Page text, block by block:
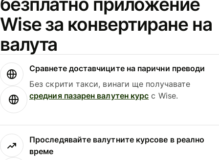
Wise за конвертиране на
валута
Сравнете доставчиците на парични преводи
Без скрити такси, винаги ще получавате
средния пазарен валутен курс с Wise.
Проследявайте валутните курсове в реално
време